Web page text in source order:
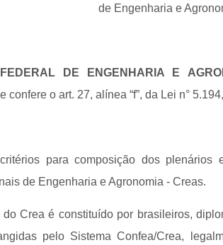
de Engenharia e
DE ENGENHARIA E
confere o art. 27, alínea “f”, da Lei n°
para composição dos plenários
de Engenharia e Agronomia - Creas.
do Crea é constituído por brasileiros,
pelo Sistema Confea/Crea,